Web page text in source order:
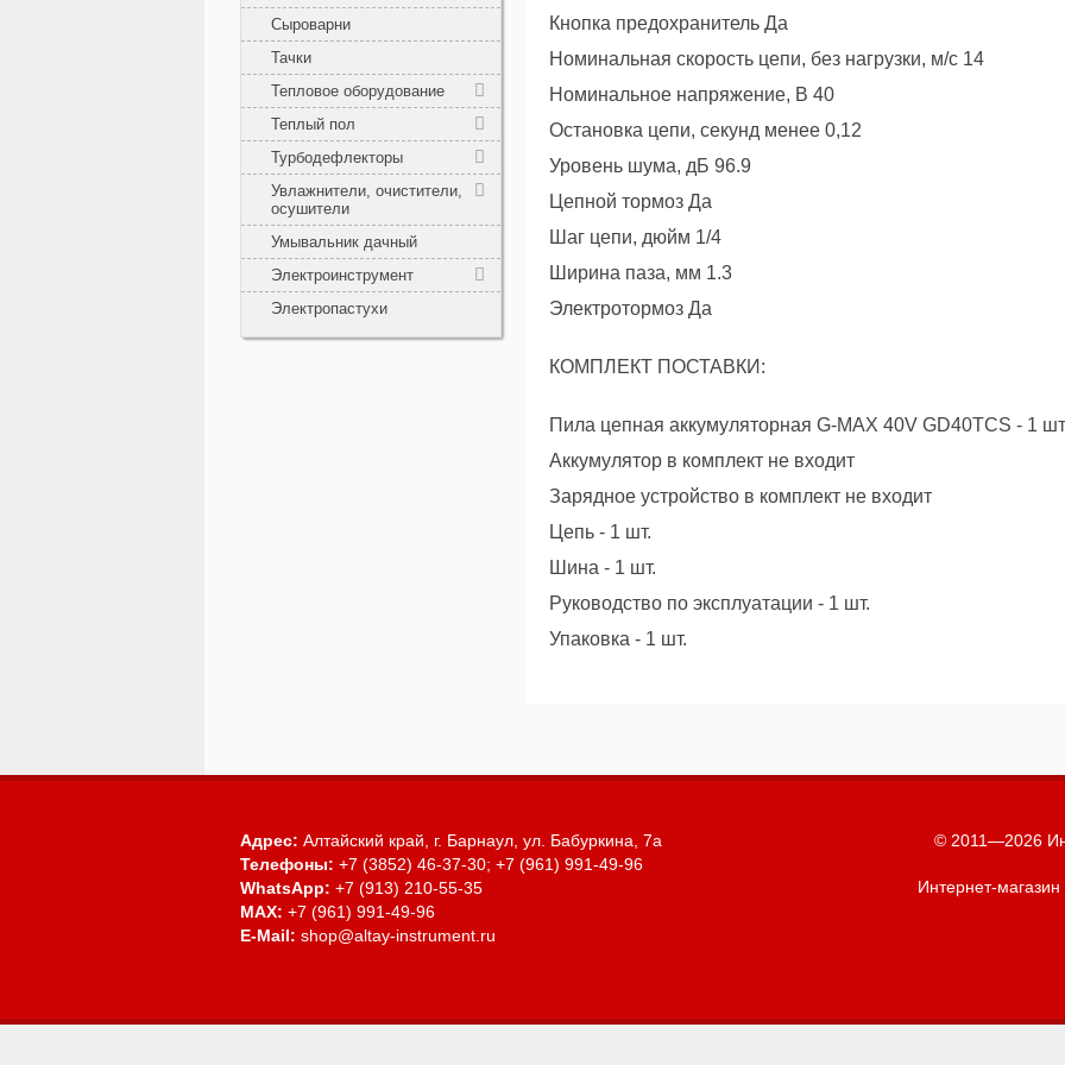
Сыроварни
Тачки
Тепловое оборудование
Теплый пол
Турбодефлекторы
Увлажнители, очистители,
осушители
Умывальник дачный
Электроинструмент
Электропастухи
Кнопка предохранитель Да
Номинальная скорость цепи, без нагрузки, м/с 14
Номинальное напряжение, В 40
Остановка цепи, секунд менее 0,12
Уровень шума, дБ 96.9
Цепной тормоз Да
Шаг цепи, дюйм 1/4
Ширина паза, мм 1.3
Электротормоз Да
КОМПЛЕКТ ПОСТАВКИ:
Пила цепная аккумуляторная G-MAX 40V GD40TCS - 1
Аккумулятор в комплект не входит
Зарядное устройство в комплект не входит
Цепь - 1 шт.
Шина - 1 шт.
Руководство по эксплуатации - 1 шт.
Упаковка - 1 шт.
Адрес: Алтайский край, г. Барнаул, ул. Бабуркина, 7а
Телефоны: +7 (3852) 46-37-30; +7 (961) 991-49-96
WhatsApp: +7 (913) 210-55-35
MAX: +7 (961) 991-49-96
E-Mail: shop@altay-instrument.ru
© 2011—2026
Интернет-